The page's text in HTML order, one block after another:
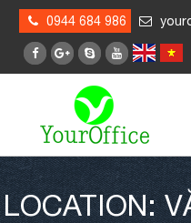
0944 684 986
LOCATION: